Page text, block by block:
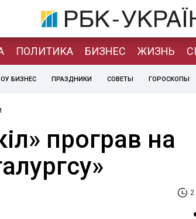
ПОЛИТИКА БИЗНЕС ЖИЗНЬ
БИЗНЕС ПРАЗДНИКИ СОВЕТЫ ГОРОСКОПЫ
програв на
2